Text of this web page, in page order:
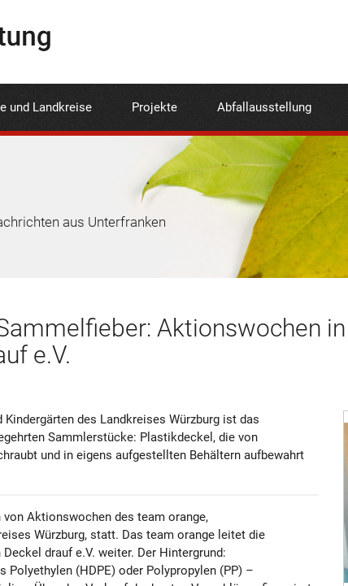
und Landkreise Projekte Abfallausstellung
aus Unterfranken
Aktionswochen
e.V.
Kindergärten des Landkreises Würzburg ist das
Sammlerstücke: Plastikdeckel, die von
und in eigens aufgestellten Behältern aufbewahrt
Aktionswochen des team orange,
Würzburg, statt. Das team orange leitet die
drauf e.V. weiter. Der Hintergrund:
(HDPE) oder Polypropylen (PP) –